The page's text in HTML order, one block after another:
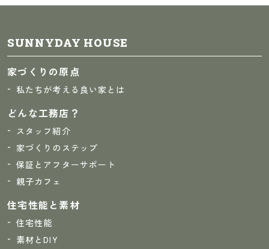
SUNNYDAY HOUSE
家づくりの原点
私たちが考える良い家とは
どんな工務店？
スタッフ紹介
家づくりのステップ
保証とアフターサポート
親子カフェ
住宅性能と素材
住宅性能
素材とDIY